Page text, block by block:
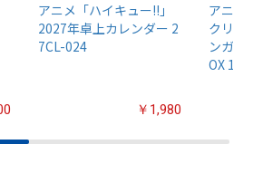
アニメ「ハイキュー!!」
2027年卓上カレンダー 2
7CL-024
￥1,980
アニメ
クリア
ンガ
OX 16